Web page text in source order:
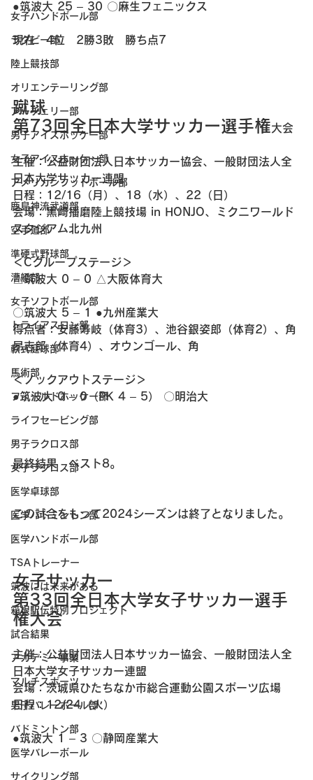
女子ハンドボール部
ラグビー部
陸上競技部
オリエンテーリング部
アーチェリー部
男子アイスホッケー部
女子アイスホッケー部
アメリカンフットボール部
鹿島神流武道部
空手道部
準硬式野球部
漕艇部
女子ソフトボール部
トライアスロン部
軟式庭球部
馬術部
フィールドホッケー部
ライフセービング部
男子ラクロス部
女子ラクロス部
医学卓球部
医学バドミントン部
医学ハンドボール部
TSAトレーナー
筑波には未来がある
箱根駅伝特別プロジェクト
試合結果
アカデミー事業
マルチスポーツ
男子バレーボール部
バドミントン部
医学バレーボール
サイクリング部
●筑波大 25 – 30 〇麻生フェニックス
現在　4位　2勝3敗　勝ち点7
蹴球
第73回全日本大学サッカー選手権大会
主催：公益財団法人日本サッカー協会、一般財団法人全
日本大学サッカー連盟
日程：12/16（月）、18（水）、22（日）
会場：黒崎播磨陸上競技場 in HONJO、ミクニワールド
スタジアム北九州
＜Cグループステージ＞
△筑波大 0 – 0 △大阪体育大
〇筑波大 5 – 1 ●九州産業大
得点者：安藤寿岐（体育3）、池谷銀姿郎（体育2）、角
昂志郎（体育4）、オウンゴール、角
＜ノックアウトステージ＞
●筑波大 0 – 0（PK 4 – 5） 〇明治大
最終結果　ベスト8。
この試合をもって2024シーズンは終了となりました。
女子サッカー
第33回全日本大学女子サッカー選手
権大会
主催：公益財団法人日本サッカー協会、一般財団法人全
日本大学女子サッカー連盟
会場：茨城県ひたちなか市総合運動公園スポーツ広場
日程：12/24（火）
●筑波大 1 – 3 〇静岡産業大